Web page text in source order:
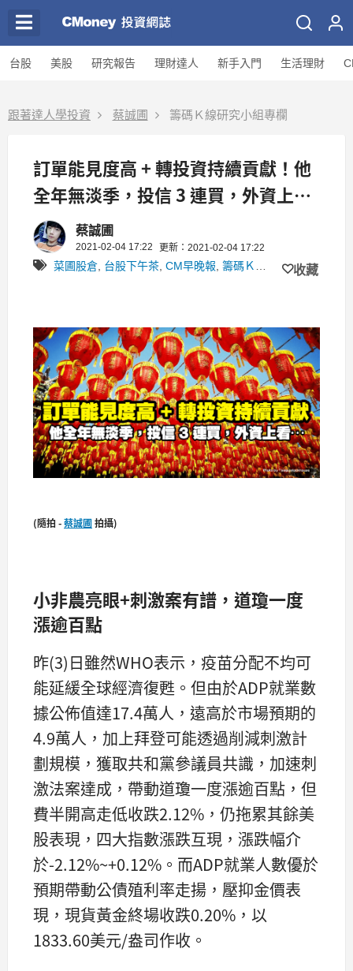
台股 美股 研究報告 理財達人 新手入門 生活理財
跟著達人學投資 蔡誠圃 籌碼Ｋ線研究小組專欄
訂單能見度高 + 轉投資持續貢獻！他
全年無淡季，投信 3 連買，外資上
看…
蔡誠圃
2021-02-04 17:22 更新：2021-02-04 17:22
菜圃股倉 台股下午茶 CM早晚報 籌碼Ｋ線研究小組 收藏
(隨拍 -蔡誠圃拍攝)
小非農亮眼+刺激案有譜，道瓊一度
漲逾百點
昨(3)日雖然WHO表示，疫苗分配不均可
能延緩全球經濟復甦。但由於ADP就業數
據公佈值達17.4萬人，遠高於市場預期的
4.9萬人，加上拜登可能透過削減刺激計
劃規模，獲取共和黨參議員共識，加速刺
激法案達成，帶動道瓊一度漲逾百點，但
費半開高走低收跌2.12%，仍拖累其餘美
股表現，四大指數漲跌互現，漲跌幅介
於-2.12%~+0.12%。而ADP就業人數優於
預期帶動公債殖利率走揚，壓抑金價表
現，現貨黃金終場收跌0.20%，以
1833.60美元/盎司作收。